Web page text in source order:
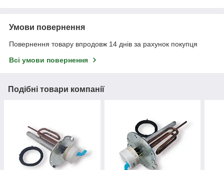
Умови повернення
Повернення товару впродовж 14 днів за рахунок покупця
Всі умови повернення
Подібні товари компанії